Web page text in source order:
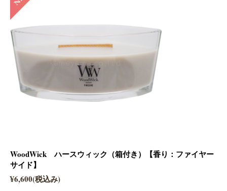
WoodWick ハースウィック（箱付き）【香り：ファイヤー
サイド】
¥6,600(税込み)